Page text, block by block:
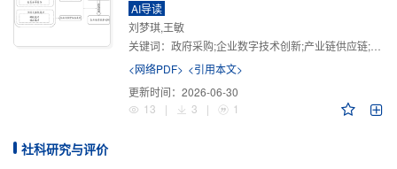
AI导读
刘梦琪,王敏
关键词： 政府采购;企业数字技术创新;产业链供应链;产业链供应链韧性;需求侧财政政策
<网络PDF> <引用本文>
更新时间： 2026-06-30
13
| 3 | 1
社科研究与评价